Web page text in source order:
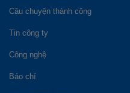
Câu chuyện thành công
Tin công ty
Công nghệ
Báo chí